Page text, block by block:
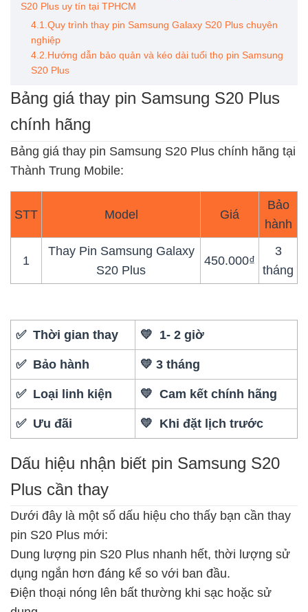
S20 Plus uy tín tại TPHCM
4.1.Quy trình thay pin Samsung Galaxy S20 Plus chuyên
nghiệp
4.2.Hướng dẫn bảo quản và kéo dài tuổi thọ pin Samsung
S20 Plus
Bảng giá thay pin Samsung S20 Plus
chính hãng
Bảng giá thay pin Samsung S20 Plus chính hãng tại
Thành Trung Mobile:
STT Model Giá
Bảo
hành
1
Thay Pin Samsung Galaxy
S20 Plus
450.000₫
3
tháng
✅ Thời gian thay 💛 1- 2 giờ
✅ Bảo hành 💛 3 tháng
✅ Loại linh kiện 💛 Cam kết chính hãng
✅ Ưu đãi 💛 Khi đặt lịch trước
Dấu hiệu nhận biết pin Samsung S20
Plus cần thay
Dưới đây là một số dấu hiệu cho thấy bạn cần thay
pin S20 Plus mới:
Dung lượng pin S20 Plus nhanh hết, thời lượng sử
dụng ngắn hơn đáng kể so với ban đầu.
Điện thoại nóng lên bất thường khi sạc hoặc sử